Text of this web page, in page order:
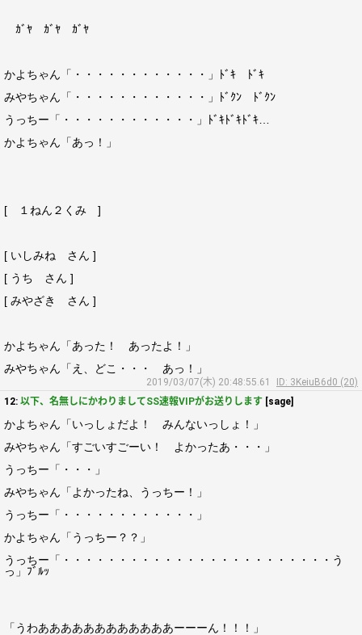
ｶﾞﾔ ｶﾞﾔ ｶﾞﾔ
かよちゃん「・・・・・・・・・・・・」ﾄﾞｷ ﾄﾞｷ
みやちゃん「・・・・・・・・・・・・」ﾄﾞｸﾝ ﾄﾞｸﾝ
うっちー「・・・・・・・・・・・・」ﾄﾞｷﾄﾞｷﾄﾞｷ…
かよちゃん「あっ！」
[ １ねん２くみ ]
[ いしみね さん ]
[ うち さん ]
[ みやざき さん ]
かよちゃん「あった！ あったよ！」
みやちゃん「え、どこ・・・ あっ！」
2019/03/07(木) 20:48:55.61
ID: 3KeiuB6d0 (20)
12: 以下、名無しにかわりましてSS速報VIPがお送りします [sage]
かよちゃん「いっしょだよ！ みんないっしょ！」
みやちゃん「すごいすごーい！ よかったあ・・・」
うっちー「・・・」
みやちゃん「よかったね、うっちー！」
うっちー「・・・・・・・・・・・・」
かよちゃん「うっちー？？」
うっちー「・・・・・・・・・・・・・・・・・・・・・・・・う
っ」ﾌﾞﾙｯ
「うわああああああああああああーーーん！！！」